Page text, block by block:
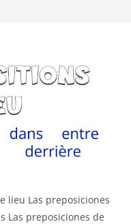
lieu Las preposiciones
Las preposiciones de